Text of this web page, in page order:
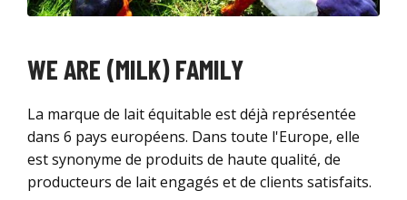
WE ARE (MILK) FAMILY
La marque de lait équitable est déjà représentée
dans 6 pays européens. Dans toute l'Europe, elle
est synonyme de produits de haute qualité, de
producteurs de lait engagés et de clients satisfaits.